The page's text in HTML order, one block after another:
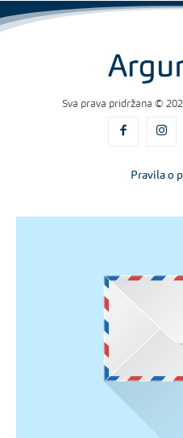
Sva prava pridržana ©
Pravila o